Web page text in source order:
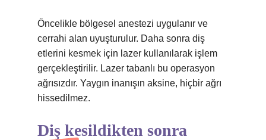
Öncelikle bölgesel anestezi uygulanır ve
cerrahi alan uyuşturulur. Daha sonra diş
etlerini kesmek için lazer kullanılarak işlem
gerçekleştirilir. Lazer tabanlı bu operasyon
ağrısızdır. Yaygın inanışın aksine, hiçbir ağrı
hissedilmez.
Diş kesildikten sonra